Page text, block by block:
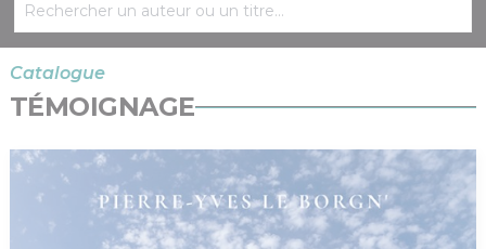
Catalogue
TÉMOIGNAGE